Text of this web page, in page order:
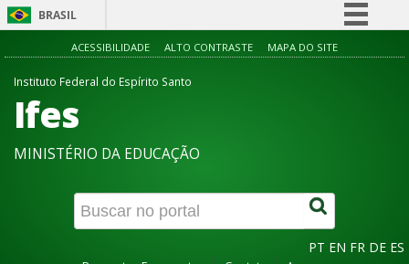
BRASIL
Simplifique!
Canais
ACESSIBILIDADE ALTO CONTRASTE MAPA DO SITE
Instituto Federal do Espírito Santo
Ifes
MINISTÉRIO DA EDUCAÇÃO
PT EN FR DE ES